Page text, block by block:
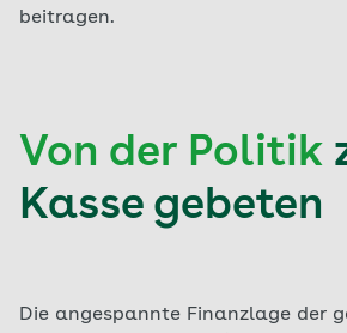
beitragen.
Von der Politik
Kasse gebeten
Die angespannte Finanzlage der